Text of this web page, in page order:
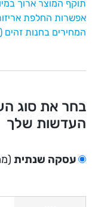
תוקף המוצר ארוך
אפשרות החלפת
המחירים בחנות זהים
בחר את סוג
העדשות שלך
עסקה שנתית